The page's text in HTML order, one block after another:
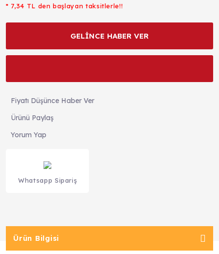
* 7,34 TL den başlayan taksitlerle!!
GELİNCE HABER VER
Fiyatı Düşünce Haber Ver
Ürünü Paylaş
Yorum Yap
Whatsapp Sipariş
Ürün Bilgisi